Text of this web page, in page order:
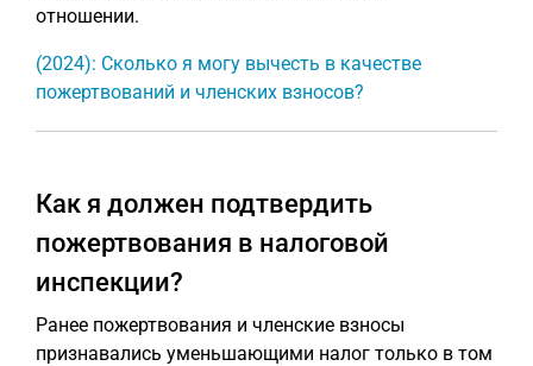
отношении.
(2024): Сколько я могу вычесть в качестве
пожертвований и членских взносов?
Как я должен подтвердить
пожертвования в налоговой
инспекции?
Ранее пожертвования и членские взносы
признавались уменьшающими налог только в том